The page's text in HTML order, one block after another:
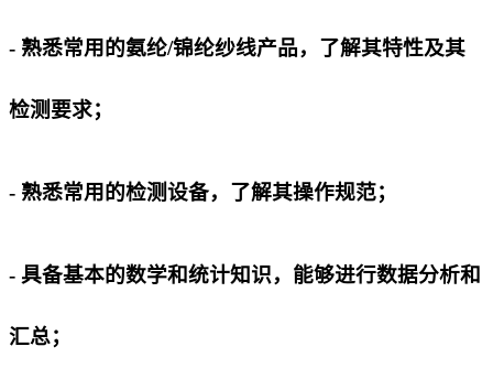
- 熟悉常用的氨纶/锦纶纱线产品，了解其特性及其
检测要求；
- 熟悉常用的检测设备，了解其操作规范；
- 具备基本的数学和统计知识，能够进行数据分析和
汇总；